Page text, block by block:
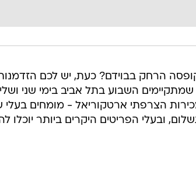
הרחק בבוידם? כעת, יש לכם
השבוע בתל אביב בימי שני
הצרפתי ארטקוריאל - מומחים בעלי
ובעלי הפריטים היקרים ביותר יוכלו